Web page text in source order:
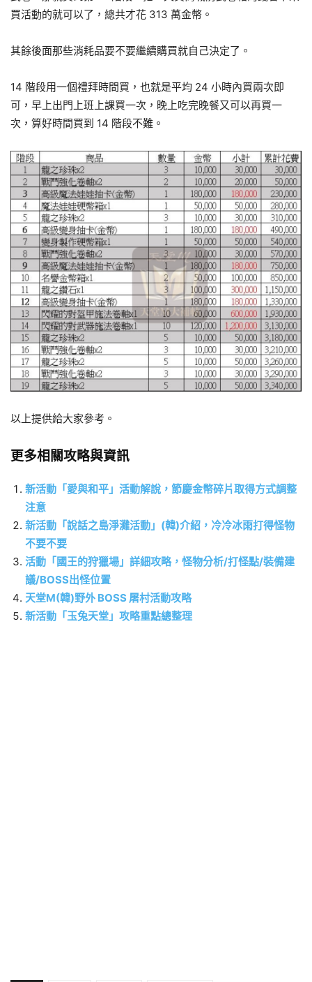
買活動的就可以了，總共才花 313 萬金幣。
其餘後面那些消耗品要不要繼續購買就自己決定了。
14 階段用一個禮拜時間買，也就是平均 24 小時內買兩次即
可，早上出門上班上課買一次，晚上吃完晚餐又可以再買一
次，算好時間買到 14 階段不難。
以上提供給大家參考。
更多相關攻略與資訊
新活動「愛與和平」活動解說，節慶金幣碎片取得方式調整
注意
新活動「說話之島淨灘活動」(韓)介紹，冷冷冰雨打得怪物
不要不要
活動「國王的狩獵場」詳細攻略，怪物分析/打怪點/裝備建
議/BOSS出怪位置
天堂M(韓)野外 BOSS 屠村活動攻略
新活動「玉兔天堂」攻略重點總整理